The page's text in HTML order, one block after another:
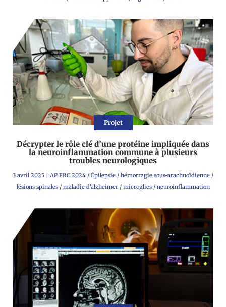
Projet
Décrypter le rôle clé d’une protéine impliquée dans
la neuroinflammation commune à plusieurs
troubles neurologiques
3 avril 2025 AP FRC 2024 / Épilepsie / hémorragie sous-arachnoïdienne /
lésions spinales/ maladie d'alzheimer/ microglies/ neuroinflammation